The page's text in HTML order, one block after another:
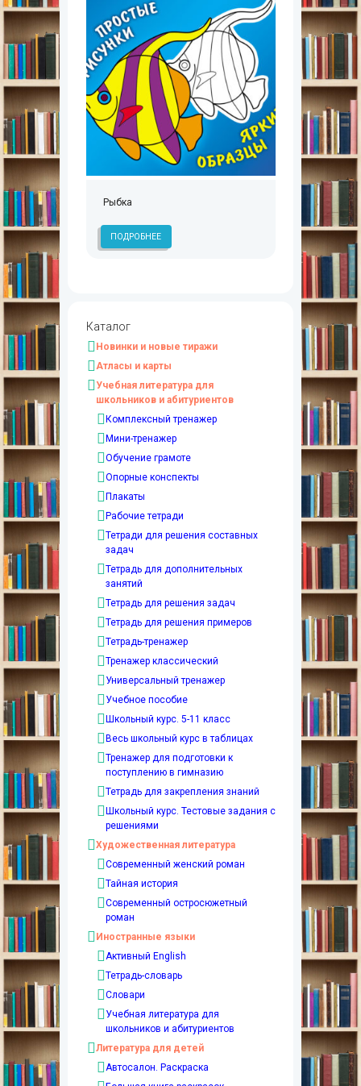
Рыбка
ПОДРОБНЕЕ
Каталог
Новинки и новые тиражи
Атласы и карты
Учебная литература для
школьников и абитуриентов
Комплексный тренажер
Мини-тренажер
Обучение грамоте
Опорные конспекты
Плакаты
Рабочие тетради
Тетради для решения составных
задач
Тетрадь для дополнительных
занятий
Тетрадь для решения задач
Тетрадь для решения примеров
Тетрадь-тренажер
Тренажер классический
Универсальный тренажер
Учебное пособие
Школьный курс. 5-11 класс
Весь школьный курс в таблицах
Тренажер для подготовки к
поступлению в гимназию
Тетрадь для закрепления знаний
Школьный курс. Тестовые задания с
решениями
Художественная литература
Современный женский роман
Тайная история
Современный остросюжетный
роман
Иностранные языки
Активный English
Тетрадь-словарь
Словари
Учебная литература для
школьников и абитуриентов
Литература для детей
Автосалон. Раскраска